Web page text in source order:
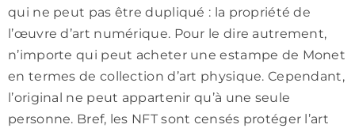
qui ne peut pas être dupliqué : la propriété de
l’œuvre d’art numérique. Pour le dire autrement,
n’importe qui peut acheter une estampe de Monet
en termes de collection d’art physique. Cependant,
l’original ne peut appartenir qu’à une seule
personne. Bref, les NFT sont censés protéger l’art